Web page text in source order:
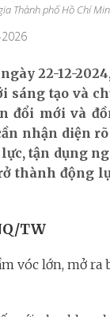
Thành phố Hồ Chí
22-12-
tạo và
đổi mới và
nhận diện
tận dụng
thành động
TW
vóc lớn, mở